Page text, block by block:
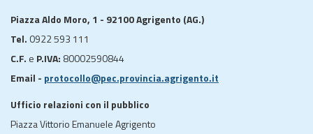
Piazza Aldo Moro, 1 - 92100 Agrigento (AG.)
Tel. 0922 593 111
C.F. e P.IVA: 80002590844
Email - protocollo@pec.provincia.agrigento.it
Ufficio relazioni con il pubblico
Piazza Vittorio Emanuele Agrigento